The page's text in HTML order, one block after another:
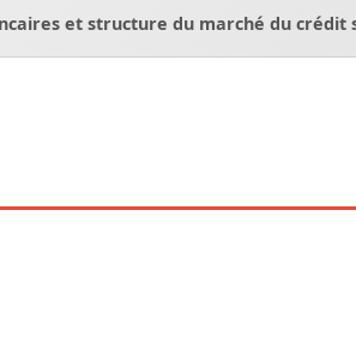
et structure du marché du crédit